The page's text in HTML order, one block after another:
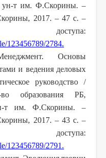
ун-т им. Ф.Скорины. –
2017. – 47 с. –
123456789/2784.
Основы
и ведения деловых
руководство /
образования РБ,
т им. Ф.Скорины. –
2017. – 43 с. –
123456789/2791 .